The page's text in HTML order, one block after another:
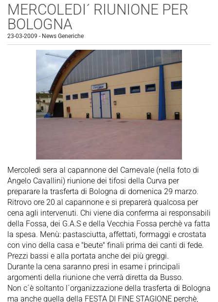
MERCOLEDI´ RIUNIONE PER
BOLOGNA
23-03-2009 - News Generiche
Mercoledì sera al capannone del Carnevale (nella foto di
Angelo Cavallini) riunione dei tifosi della Curva per
preparare la trasferta di Bologna di domenica 29 marzo.
Ritrovo ore 20 al capannone e si preparerà qualcosa per
cena agli intervenuti. Chi viene dia conferma ai responsabili
della Fossa, dei G.A.S e della Vecchia Fossa perchè va fatta
la spesa. Menù: pastasciutta, affettati, formaggi e crostata
con vino della casa e "beute" finali prima dei canti di fede.
Prezzi bassi e alla portata anche dei più greggi.
Durante la cena saranno presi in esame i principali
argomenti della riunione che verrà diretta da Busso.
Non c´è soltanto l´organizzazione della trasferta di Bologna
ma anche quella della FESTA DI FINE STAGIONE perchè,